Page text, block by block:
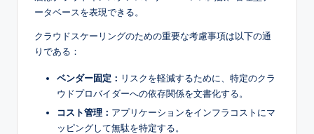
ータベースを表現できる。
クラウドスケーリングのための重要な考慮事項は以下の通
りである：
ベンダー固定： リスクを軽減するために、特定のクラ
ウドプロバイダーへの依存関係を文書化する。
コスト管理： アプリケーションをインフラコストにマ
ッピングして無駄を特定する。